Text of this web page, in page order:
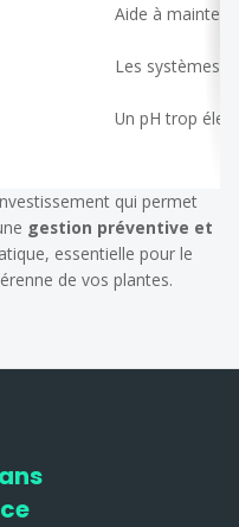
Aide à
Les systèmes
Un pH trop
qui permet
gestion préventive et
essentielle pour le
de vos plantes.